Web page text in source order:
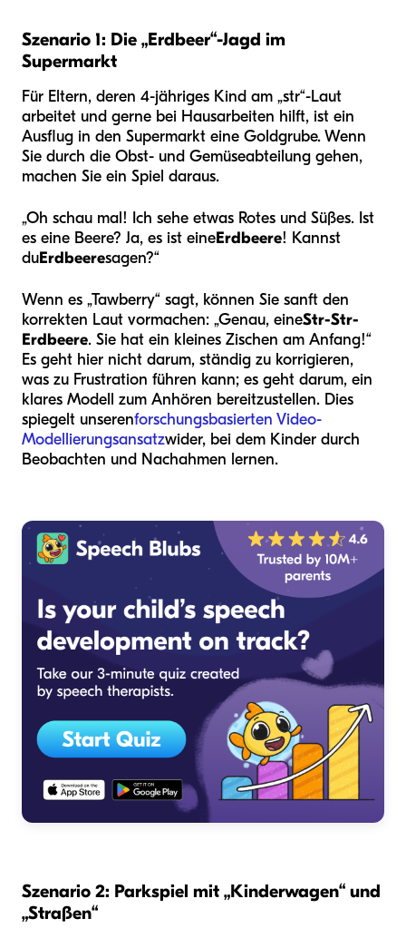
Szenario 1: Die „Erdbeer“-Jagd im
Supermarkt
Für Eltern, deren 4-jähriges Kind am „str“-Laut
arbeitet und gerne bei Hausarbeiten hilft, ist ein
Ausflug in den Supermarkt eine Goldgrube. Wenn
Sie durch die Obst- und Gemüseabteilung gehen,
machen Sie ein Spiel daraus.
„Oh schau mal! Ich sehe etwas Rotes und Süßes. Ist
es eine Beere? Ja, es ist eineErdbeere! Kannst
duErdbeeresagen?“
Wenn es „Tawberry“ sagt, können Sie sanft den
korrekten Laut vormachen: „Genau, eineStr-Str-
Erdbeere. Sie hat ein kleines Zischen am Anfang!“
Es geht hier nicht darum, ständig zu korrigieren,
was zu Frustration führen kann; es geht darum, ein
klares Modell zum Anhören bereitzustellen. Dies
spiegelt unserenforschungsbasierten Video-
Modellierungsansatzwider, bei dem Kinder durch
Beobachten und Nachahmen lernen.
Szenario 2: Parkspiel mit „Kinderwagen“ und
„Straßen“